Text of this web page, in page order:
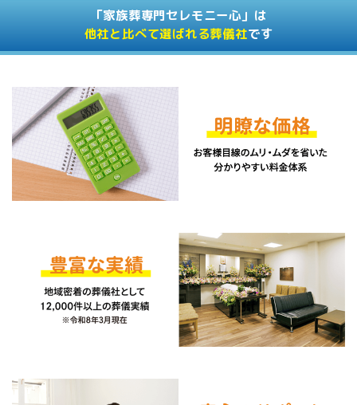
「家族葬専門セレモニー心」は
他社と比べて選ばれる葬儀社です